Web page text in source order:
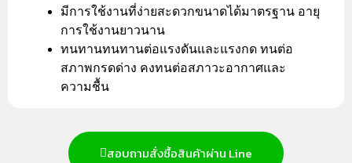
มีการใช้งานที่ง่ายสะดวกขนาดได้มาตรฐาน อายุ
การใช้งานยาวนาน
ทนทานทนทานต่อแรงดันและแรงกด ทนต่อ
สภาพกรดด่าง คงทนต่อสภาวะอากาศและ
ความชื้น
สอบถามสั่งซื้อสินค้าผ่าน Line